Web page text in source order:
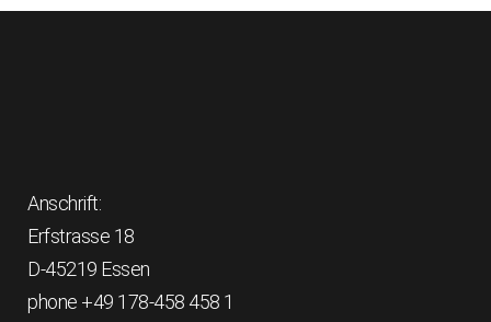
Anschrift:
Erfstrasse 18
D-45219 Essen
phone +49 178-458 458 1